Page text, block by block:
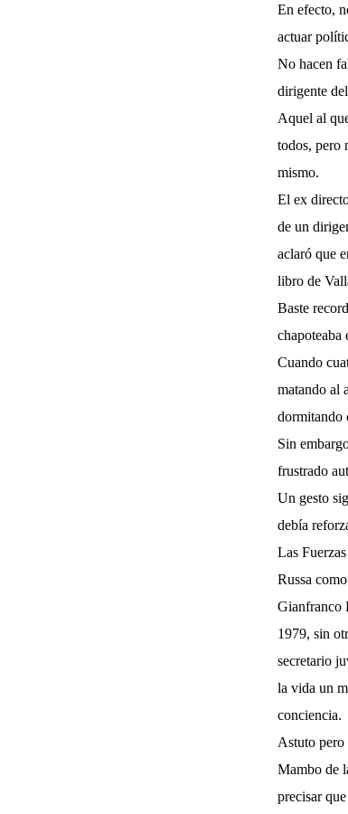
En efecto,
actuar
No hacen
dirigente
Aquel al
todos, pero
mismo.
El ex
de un
aclaró que
libro de
Baste
chapoteaba
Cuando
matando al
dormitando
Sin
frustrado
Un gesto
debía
Las
Russa
Gianfranco
1979, sin
secretario
la vida un
conciencia.
Astuto
Mambo de
precisar